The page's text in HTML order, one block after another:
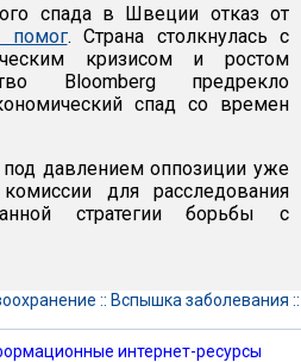
спада в Швеции отказ от
помог. Страна столкнулась с
кризисом и ростом
Bloomberg предрекло
спад со времен
давлением оппозиции уже
для расследования
стратегии борьбы с
:: Вспышка заболевания ::
интернет-ресурсы